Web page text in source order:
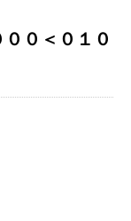
０＜０１０